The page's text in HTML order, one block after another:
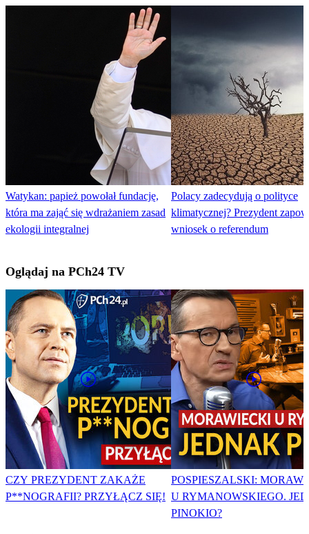
Watykan: papież powołał fundację,
która ma zająć się wdrażaniem zasad
ekologii integralnej
Polacy zadecydują o polityce
klimatycznej? Prezydent
wniosek o referendum
Oglądaj na PCh24 TV
CZY PREZYDENT ZAKAŻE
P**NOGRAFII? PRZYŁĄCZ SIĘ!
POSPIESZALSKI:
U RYMANOWSKIEGO.
PINOKIO?